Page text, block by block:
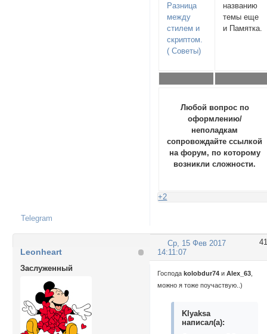
Разница
между
стилем и
скриптом.
( Советы)
названию
темы еще
и Памятка.
Любой вопрос по
оформлению/
неполадкам
сопровождайте ссылкой
на форум, по которому
возникли сложности.
+2
Telegram
41
Ср, 15 Фев 2017
14:11:07
Leonheart
Заслуженный
Господаkolobdur74 иAlex_63
можно я тоже поучаствую..)
Klyaksa
написал(а):